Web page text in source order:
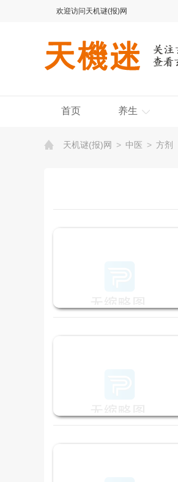
欢迎访问天机谜(报)网
首页 养生
天机谜(报)网 > 中医 > 方剂